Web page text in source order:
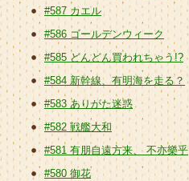
#587 カエル
#586 ゴールデンウィーク
#585 どんどん買われちゃう!?
#584 新幹線、有明海を走る？
#583 ありがた迷惑
#582 戦艦大和
#581 有朋自遠方来、 不亦樂乎
#580 御花